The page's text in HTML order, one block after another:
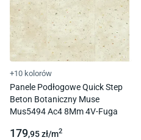
+10 kolorów
Panele Podłogowe Quick Step
Beton Botaniczny Muse
Mus5494 Ac4 8Mm 4V-Fuga
179,95zł/m2